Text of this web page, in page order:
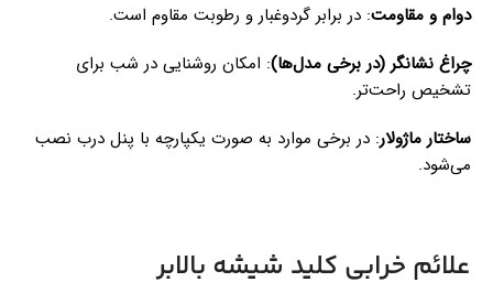
دوام و مقاومت: در برابر گردوغبار و رطوبت مقاوم است.
چراغ نشانگر (در برخی مدل‌ها): امکان روشنایی در شب برای
تشخیص راحت‌تر.
ساختار ماژولار: در برخی موارد به صورت یکپارچه با پنل درب نصب
می‌شود.
علائم خرابی کلید شیشه بالابر